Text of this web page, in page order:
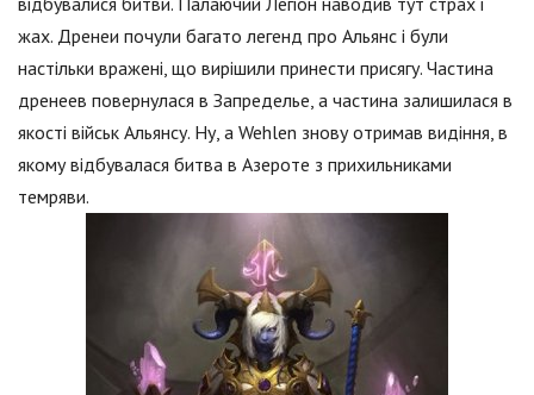
жах. Дренеи почули багато легенд про Альянс і були
настільки вражені, що вирішили принести присягу. Частина
дренеев повернулася в Запределье, а частина залишилася в
якості військ Альянсу. Ну, а Wehlen знову отримав видіння, в
якому відбувалася битва в Азероте з прихильниками
темряви.